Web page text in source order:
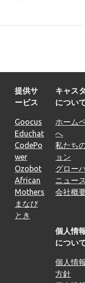
提供サ
ービス
Goocus
Educhat
CodePo
wer
Ozobot
African
Mothers
まなび
とき
キャス
につい
ホーム
へ
私たち
ョン
グロー
ニュース
会社概
個人情
につい
個人情
方針